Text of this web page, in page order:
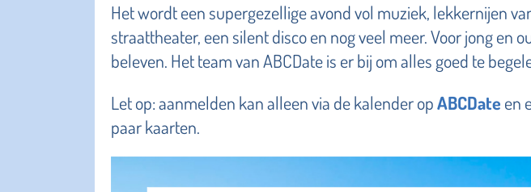
Het wordt een supergezellige avond vol muziek, lekkernijen
straattheater, een silent disco en nog veel meer. Voor jong en
beleven. Het team van ABCDate is er bij om alles goed te
Let op: aanmelden kan alleen via de kalender opABCDate en
paar kaarten.